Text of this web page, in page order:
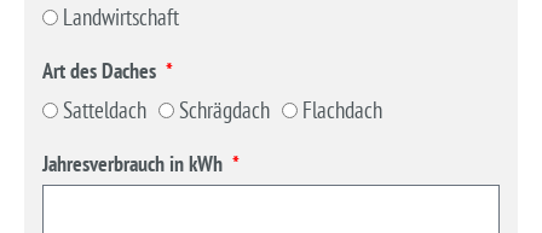
Landwirtschaft
Art des Daches
Satteldach Schrägdach Flachdach
Jahresverbrauch in kWh